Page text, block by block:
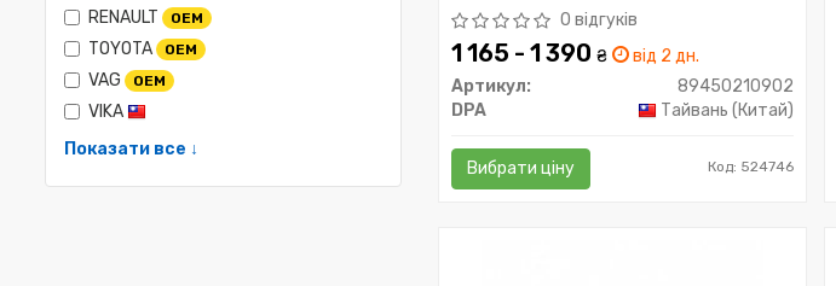
RENAULT OEM
TOYOTA OEM
VAG OEM
VIKA
Показати все ↓
0 відгуків
1 165 - 1 390 ₴
від 2 дн.
Артикул:
89450210902
DPA
Тайвань (Китай)
Вибрати ціну Код: 524746